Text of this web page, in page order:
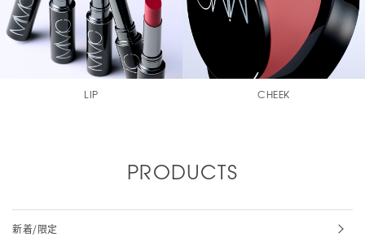
LIP CHEEK
PRODUCTS
新着/限定